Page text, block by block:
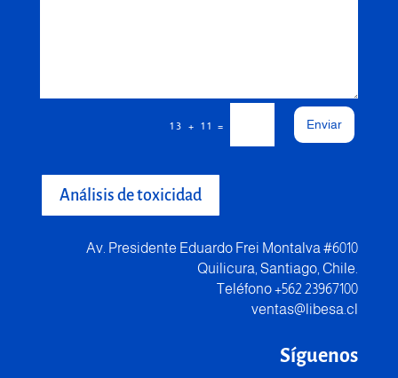
13 + 11 = Enviar
Análisis de toxicidad
Av. Presidente Eduardo Frei Montalva #6010
Quilicura, Santiago, Chile.
Teléfono +562 23967100
ventas@libesa.cl
Síguenos